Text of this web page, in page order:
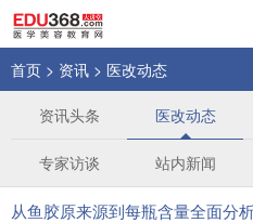
首页 > 资讯 > 医改动态
资讯头条 医改动态
专家访谈 站内新闻